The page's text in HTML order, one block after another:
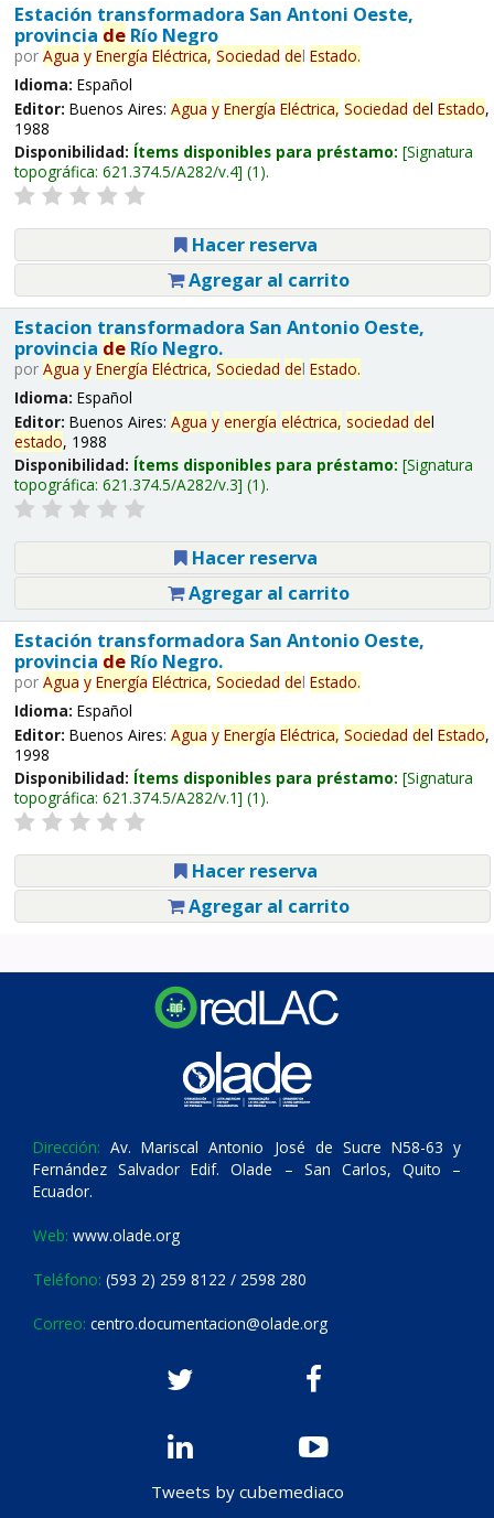
Estación transformadora San Antoni Oeste,
provincia deRío Negro
por Agua y Energía Eléctrica, Sociedad del Estado.
Idioma: Español
Editor: Buenos Aires: Agua y Energía Eléctrica, Sociedad del Estado,
1988
Disponibilidad: Ítems disponibles para préstamo: Signatura
topográfica: 621.374.5/A282/v.4 (1).
Hacer reserva
Agregar al carrito
Estacion transformadora San Antonio Oeste,
provincia deRío Negro.
por Agua y Energía Eléctrica, Sociedad del Estado.
Idioma: Español
Editor: Buenos Aires: Agua y energía eléctrica, sociedad del
estado, 1988
Disponibilidad: Ítems disponibles para préstamo: Signatura
topográfica: 621.374.5/A282/v.3 (1).
Hacer reserva
Agregar al carrito
Estación transformadora San Antonio Oeste,
provincia deRío Negro.
por Agua y Energía Eléctrica, Sociedad del Estado.
Idioma: Español
Editor: Buenos Aires: Agua y Energía Eléctrica, Sociedad del Estado,
1998
Disponibilidad: Ítems disponibles para préstamo: Signatura
topográfica: 621.374.5/A282/v.1 (1).
Hacer reserva
Agregar al carrito
Dirección: Av. Mariscal Antonio José de Sucre N58-63 y
Fernández Salvador Edif. Olade – San Carlos, Quito –
Ecuador.
Web: www.olade.org
Teléfono: (593 2) 259 8122 / 2598 280
Correo: centro.documentacion@olade.org
Tweets by cubemediaco